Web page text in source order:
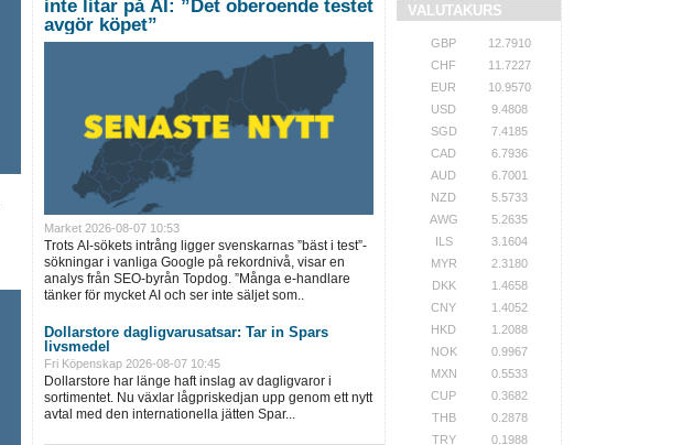
inte litar på AI: ”Det oberoende testet
avgör köpet”
Market 2026-08-07 10:53
Trots AI-sökets intrång ligger svenskarnas ”bäst i test”-
sökningar i vanliga Google på rekordnivå, visar en
analys från SEO-byrån Topdog. ”Många e-handlare
tänker för mycket AI och ser inte säljet som..
Dollarstore dagligvarusatsar: Tar in Spars
livsmedel
Fri Köpenskap 2026-08-07 10:45
Dollarstore har länge haft inslag av dagligvaror i
sortimentet. Nu växlar lågpriskedjan upp genom ett nytt
avtal med den internationella jätten Spar...
VALUTAKURS
GBP
12.7910
CHF
11.7227
EUR
10.9570
USD
9.4808
SGD
7.4185
CAD
6.7936
AUD
6.7001
NZD
5.5733
AWG
5.2635
ILS
3.1604
MYR
2.3180
DKK
1.4658
CNY
1.4052
HKD
1.2088
NOK
0.9967
MXN
0.5533
CUP
0.3682
THB
0.2878
TRY
0.1988